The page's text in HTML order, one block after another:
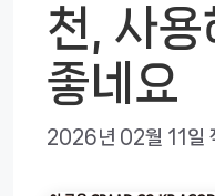
천, 사
좋네요
2026년 02월 11일